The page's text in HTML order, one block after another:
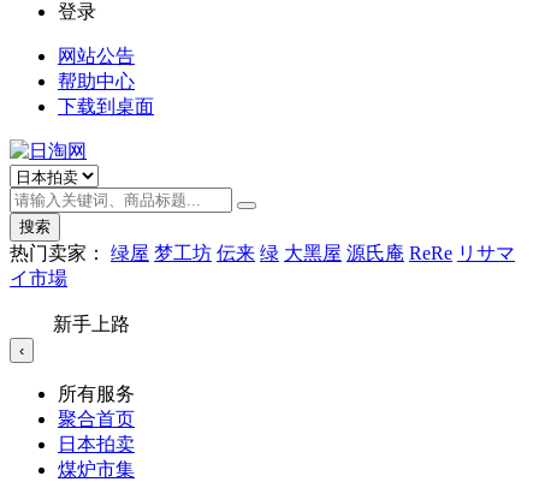
登录
网站公告
帮助中心
下载到桌面
搜索
热门卖家： 绿屋 梦工坊 伝来 绿 大黑屋 源氏庵 ReRe リサマ
イ市場
新手上路
‹
所有服务
聚合首页
日本拍卖
煤炉市集